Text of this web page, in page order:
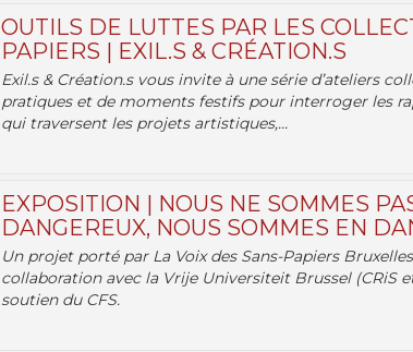
OUTILS DE LUTTES PAR LES
PAPIERS | EXIL.S & CRÉATION.S
Exil.s & Création.s vous invite à une série d’ateliers
pratiques et de moments festifs pour interroger les
qui traversent les projets artistiques,...
EXPOSITION | NOUS NE SOMMES
DANGEREUX, NOUS SOMMES EN
Un projet porté par La Voix des Sans-Papiers
collaboration avec la Vrije Universiteit Brussel (CRiS
soutien du CFS.